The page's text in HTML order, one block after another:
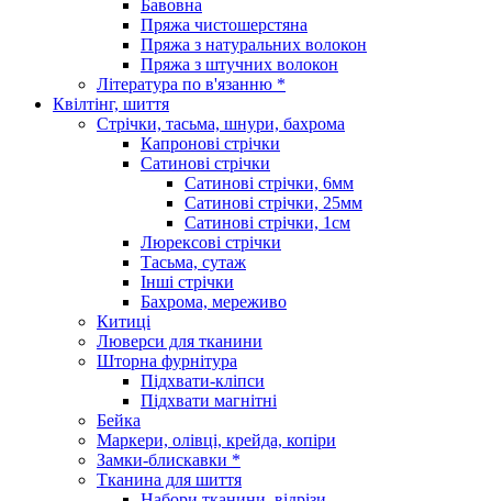
Бавовна
Пряжа чистошерстяна
Пряжа з натуральних волокон
Пряжа з штучних волокон
Література по в'язанню *
Квілтінг, шиття
Стрічки, тасьма, шнури, бахрома
Капронові стрічки
Сатинові стрічки
Сатинові стрічки, 6мм
Сатинові стрічки, 25мм
Сатинові стрічки, 1см
Люрексові стрічки
Тасьма, сутаж
Інші стрічки
Бахрома, мереживо
Китиці
Люверси для тканини
Шторна фурнітура
Підхвати-кліпси
Підхвати магнітні
Бейка
Маркери, олівці, крейда, копіри
Замки-блискавки *
Тканина для шиття